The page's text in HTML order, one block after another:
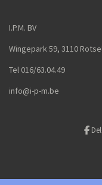
I.P.M. BV
Wingepark 59, 3110
Tel 016/63.04.49
info@i-p-m.be